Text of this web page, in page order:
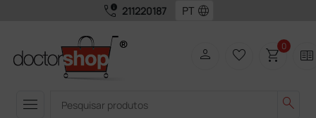
call_quality 211220187 language
menu search
person favorite_border shopping_cart0 two_pager